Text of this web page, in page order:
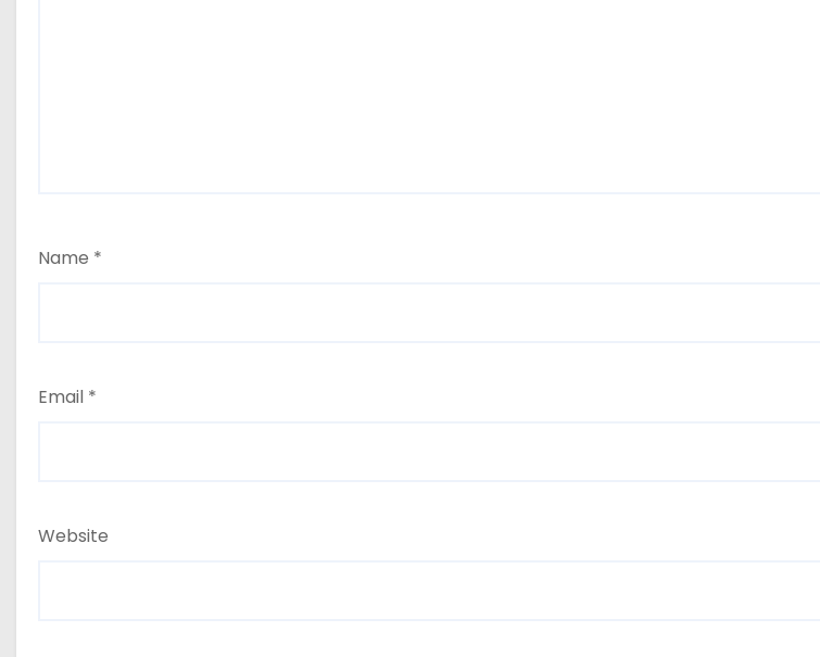
Name *
Email *
Website